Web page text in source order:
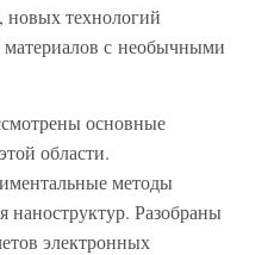
технологий
с необычными
основные
области.
методы
наноструктур. Разобраны
электронных